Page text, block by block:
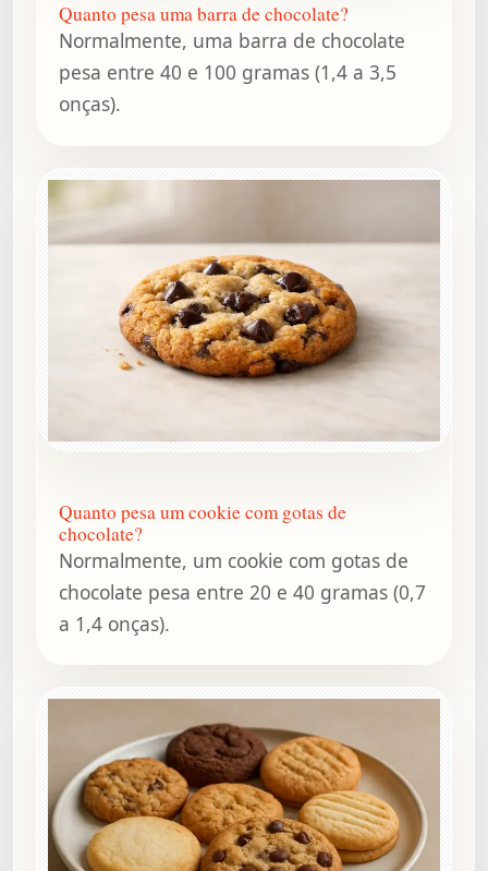
Quanto pesa uma barra de chocolate?
Normalmente, uma barra de chocolate
pesa entre 40 e 100 gramas (1,4 a 3,5
onças).
Quanto pesa um cookie com gotas de
chocolate?
Normalmente, um cookie com gotas de
chocolate pesa entre 20 e 40 gramas (0,7
a 1,4 onças).